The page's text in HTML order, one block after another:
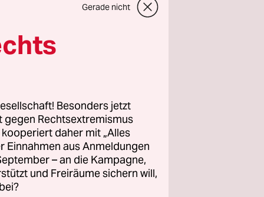
wird
10.000
Gerade nicht
Besonders jetzt
gegen Rechtsextremismus
daher mit „Alles
Einnahmen aus Anmeldungen
– an die Kampagne,
und Freiräume sichern will,